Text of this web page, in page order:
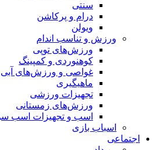
درام و پرکاشن
ورزش و تناسب اندام
ورزش‌های توپی
کوهنوردی و کمپینگ
غواصی و ورزش‌های آبی
ماهیگیری
تجهیزات ورزشی
ورزش‌های زمستانی
اسب و تجهیزات اسب سواری
اسباب‌ بازی